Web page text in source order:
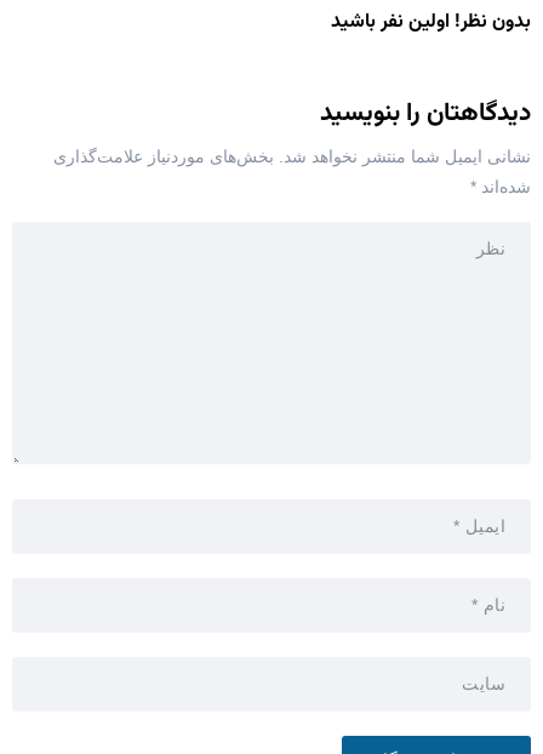
بدون نظر! اولین نفر باشید
دیدگاهتان را بنویسید
نشانی ایمیل شما منتشر نخواهد شد.
بخش‌های موردنیاز علامت‌گذاری
شده‌اند *